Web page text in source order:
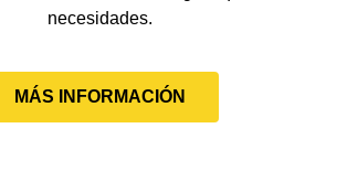
necesidades.
MÁS INFORMACIÓN